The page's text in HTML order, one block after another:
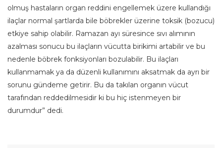
olmuş hastaların organ reddini engellemek üzere kullandığı
ilaçlar normal şartlarda bile böbrekler üzerine toksik (bozucu)
etkiye sahip olabilir. Ramazan ayı süresince sıvı alımının
azalması sonucu bu ilaçların vücutta birikimi artabilir ve bu
nedenle böbrek fonksiyonları bozulabilir. Bu ilaçları
kullanmamak ya da düzenli kullanımını aksatmak da ayrı bir
sorunu gündeme getirir. Bu da takılan organın vücut
tarafından reddedilmesidir ki bu hiç istenmeyen bir
durumdur” dedi.